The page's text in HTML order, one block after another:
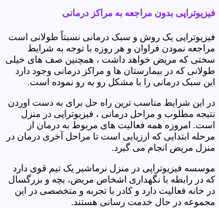
فیزیوتراپی بدون مراجعه به مراکز درمانی
فیزیوتراپی یک روش و سبک درمانی نسبتاً طولانی است
مراجعه نمودن فراوان و هر روزه با توجه به شرایط
سختی که مریض خواهد داشت ، همچنین صف های خیلی
طولانی که در بیمارستان ها و مراکز درمانی وجود دارد
این سبک درمانی را با مشکل رو به رو نموده است.
در این شرایط مناسب ترین راه حل برای به دست اوردن
نتیجه مطلوب و مراحل درمانی ، فیزیوتراپی در منزل
است. امروزه همه فعالیت های مربوط به درمان از
مرحله ابتدایی که ارزیابی است تا مراحل آخری درمان در
منزل مریض انجام می گیرد.
موسسه فیزیوتراپی در منزل نرماشیر یک تیم قوی دارد
که در رابطه با نگهداری اشخاص مریض، بچه و بزرگسال
در خانه فعالیت دارد و کادر با تجربه و متخصصی در این
مجموعه در حال خدمت رسانی هستند.